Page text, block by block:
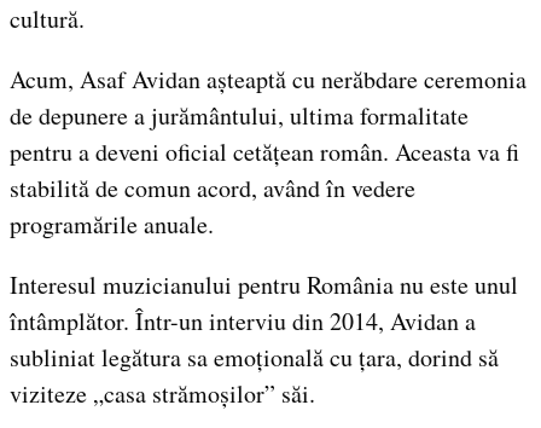
cultură.
Acum, Asaf Avidan așteaptă cu nerăbdare ceremonia
de depunere a jurământului, ultima formalitate
pentru a deveni oficial cetățean român. Aceasta va fi
stabilită de comun acord, având în vedere
programările anuale.
Interesul muzicianului pentru România nu este unul
întâmplător. Într-un interviu din 2014, Avidan a
subliniat legătura sa emoțională cu țara, dorind să
viziteze „casa strămoșilor” săi.